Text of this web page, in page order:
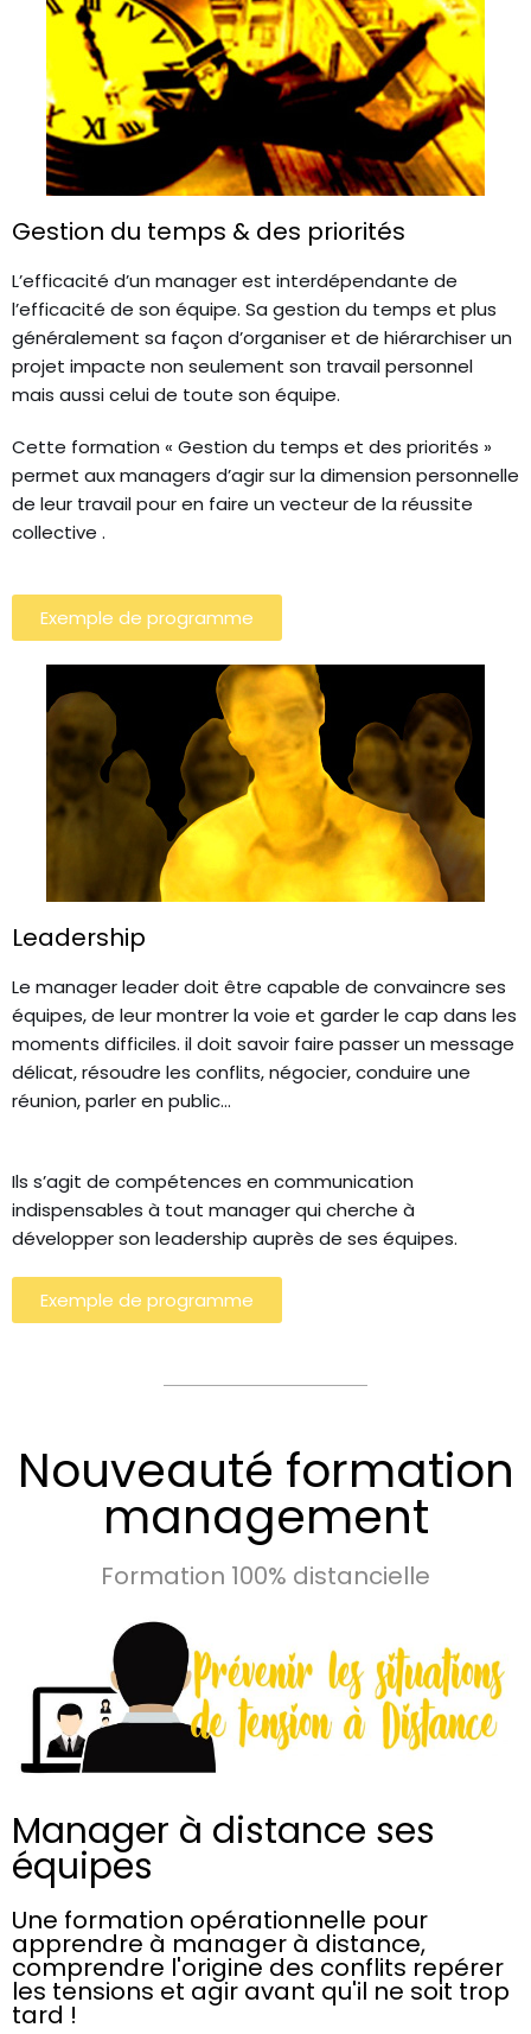
Gestion du temps & des priorités
L’efficacité d’un manager est interdépendante de
l’efficacité de son équipe. Sa gestion du temps et plus
généralement sa façon d’organiser et de hiérarchiser un
projet impacte non seulement son travail personnel
mais aussi celui de toute son équipe.
Cette formation « Gestion du temps et des priorités »
permet aux managers d’agir sur la dimension personnelle
de leur travail pour en faire un vecteur de la réussite
collective .
Exemple de programme
Leadership
Le manager leader doit être capable de convaincre ses
équipes, de leur montrer la voie et garder le cap dans les
moments difficiles. il doit savoir faire passer un message
délicat, résoudre les conflits, négocier, conduire une
réunion, parler en public…
Ils s’agit de compétences en communication
indispensables à tout manager qui cherche à
développer son leadership auprès de ses équipes.
Exemple de programme
Nouveauté formation
management
Formation 100% distancielle
Manager à distance ses
équipes
Une formation opérationnelle pour
apprendre à manager à distance,
comprendre l'origine des conflits repérer
les tensions et agir avant qu'il ne soit trop
tard !